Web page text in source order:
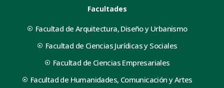
Facultades
Facultad de Arquitectura, Diseño y Urbanismo
Facultad de Ciencias Jurídicas y Sociales
Facultad de Ciencias Empresariales
Facultad de Humanidades, Comunicación y Artes